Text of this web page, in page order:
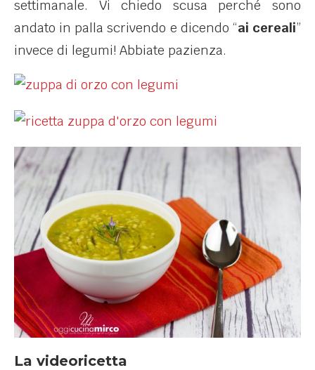
settimanale. Vi chiedo scusa perché sono
andato in palla scrivendo e dicendo “ai cereali”
invece di legumi! Abbiate pazienza.
La videoricetta